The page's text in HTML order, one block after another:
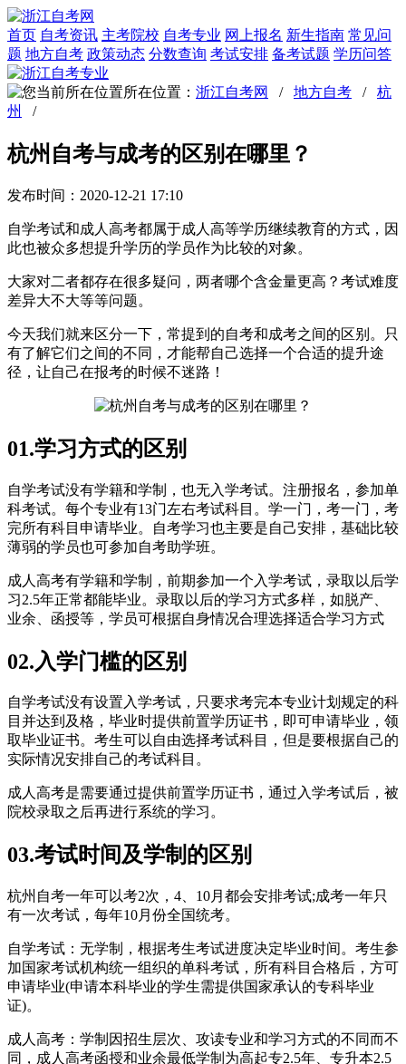
首页 自考资讯 主考院校 自考专业 网上报名 新生指南 常见问
题 地方自考 政策动态 分数查询 考试安排 备考试题 学历问答
所在位置： 浙江自考网 / 地方自考 / 杭
州
/
杭州自考与成考的区别在哪里？
发布时间：2020-12-21 17:10
自学考试和成人高考都属于成人高等学历继续教育的方式，因
此也被众多想提升学历的学员作为比较的对象。
大家对二者都存在很多疑问，两者哪个含金量更高？考试难度
差异大不大等等问题。
今天我们就来区分一下，常提到的自考和成考之间的区别。只
有了解它们之间的不同，才能帮自己选择一个合适的提升途
径，让自己在报考的时候不迷路！
01.学习方式的区别
自学考试没有学籍和学制，也无入学考试。注册报名，参加单
科考试。每个专业有13门左右考试科目。学一门，考一门，考
完所有科目申请毕业。自考学习也主要是自己安排，基础比较
薄弱的学员也可参加自考助学班。
成人高考有学籍和学制，前期参加一个入学考试，录取以后学
习2.5年正常都能毕业。录取以后的学习方式多样，如脱产、
业余、函授等，学员可根据自身情况合理选择适合学习方式
02.入学门槛的区别
自学考试没有设置入学考试，只要求考完本专业计划规定的科
目并达到及格，毕业时提供前置学历证书，即可申请毕业，领
取毕业证书。考生可以自由选择考试科目，但是要根据自己的
实际情况安排自己的考试科目。
成人高考是需要通过提供前置学历证书，通过入学考试后，被
院校录取之后再进行系统的学习。
03.考试时间及学制的区别
杭州自考一年可以考2次，4、10月都会安排考试;成考一年只
有一次考试，每年10月份全国统考。
自学考试：无学制，根据考生考试进度决定毕业时间。考生参
加国家考试机构统一组织的单科考试，所有科目合格后，方可
申请毕业(申请本科毕业的学生需提供国家承认的专科毕业
证)。
成人高考：学制因招生层次、攻读专业和学习方式的不同而不
同，成人高考函授和业余最低学制为高起专2.5年、专升本2.5